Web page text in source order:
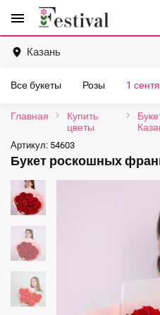
menu
Перейти
содержанию
Казань
Все букеты Розы 1
Главная
Купить
цветы
Артикул: 54603
Букет роскошных